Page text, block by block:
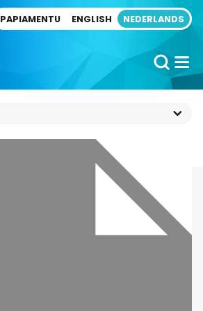
PAPIAMENTU ENGLISH NEDERLANDS